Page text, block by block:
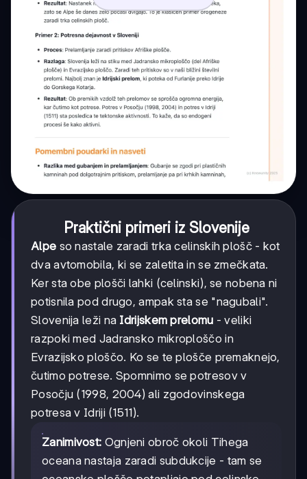
Praktični primeri iz Slovenije
Alpe so nastale zaradi trka celinskih plošč - kot
dva avtomobila, ki se zaletita in se zmečkata.
Ker sta obe plošči lahki (celinski), se nobena ni
potisnila pod drugo, ampak sta se "nagubali".
Slovenija leži na Idrijskem prelomu - veliki
razpoki med Jadransko mikroploščo in
Evrazijsko ploščo. Ko se te plošče premaknejo,
čutimo potrese. Spomnimo se potresov v
Posočju (1998, 2004) ali zgodovinskega
potresa v Idriji (1511).
Zanimivost: Ognjeni obroč okoli Tihega
oceana nastaja zaradi subdukcije - tam se